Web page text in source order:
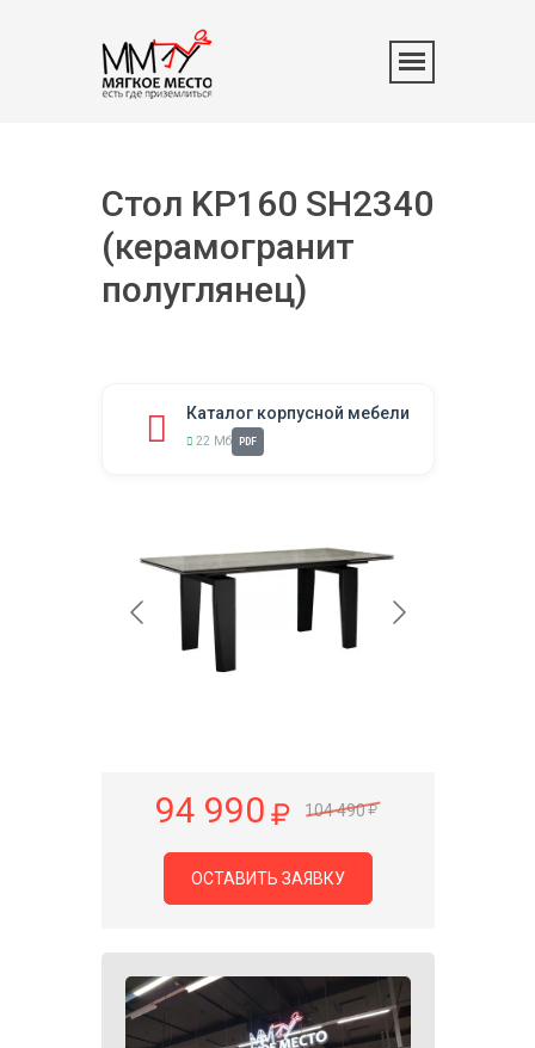
Стол KP160 SH2340
(керамогранит
полуглянец)
Каталог корпусной мебели
22 Мб PDF
94 990 104 490
ОСТАВИТЬ ЗАЯВКУ